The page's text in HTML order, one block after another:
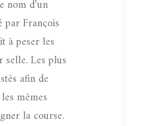
nom d’un
par François
à peser les
Les plus
afin de
mêmes
la course.